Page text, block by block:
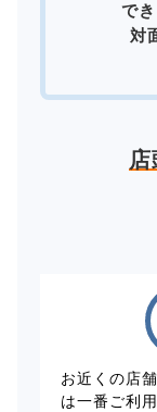
で
対
店
お近くの店
は一番ご利